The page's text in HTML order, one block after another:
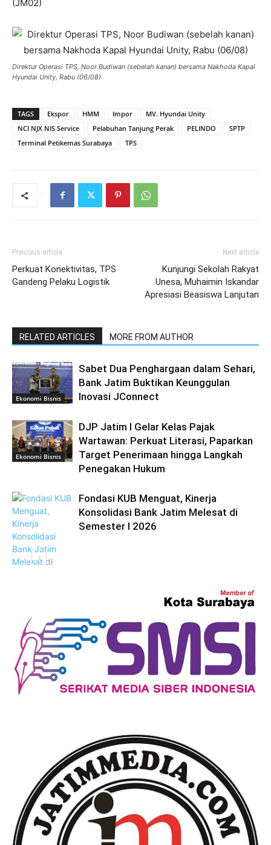
(JM02)
Direktur Operasi TPS, Noor Budiwan (sebelah kanan) bersama Nakhoda Kapal
Hyundai Unity, Rabu (06/08)
TAGS Ekspor HMM Impor
MV. Hyundai Unity
NCI NJX NIS Service
Pelabuhan Tanjung Perak PELINDO
SPTP
Terminal Petikemas Surabaya
TPS
Previous article
Perkuat Konektivitas, TPS
Gandeng Pelaku Logistik
Next article
Kunjungi Sekolah Rakyat
Unesa, Muhaimin Iskandar
Apresiasi Beasiswa Lanjutan
RELATED ARTICLES MORE FROM AUTHOR
Ekonomi Bisnis
Sabet Dua Penghargaan dalam Sehari,
Bank Jatim Buktikan Keunggulan
Inovasi JConnect
Ekonomi Bisnis
DJP Jatim I Gelar Kelas Pajak
Wartawan: Perkuat Literasi, Paparkan
Target Penerimaan hingga Langkah
Penegakan Hukum
Fondasi KUB Menguat, Kinerja
Konsolidasi Bank Jatim Melesat di
Semester I 2026